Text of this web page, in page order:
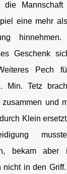
die
eine mehr
Geschenk
Pech
Min. Tetz
zusammen und
Klein
bekam aber
nicht in den